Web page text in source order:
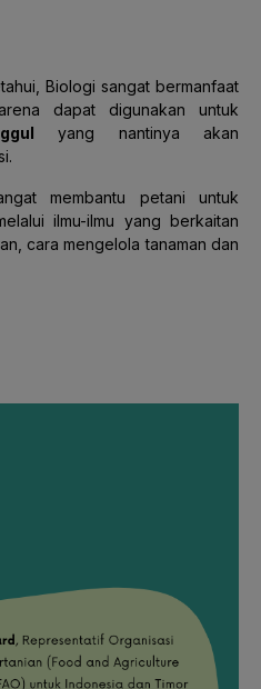
Biologi sangat bermanfaat
dapat digunakan untuk
yang nantinya akan
membantu petani untuk
ilmu-ilmu yang berkaitan
cara mengelola tanaman dan